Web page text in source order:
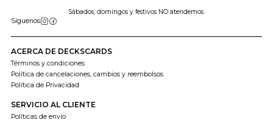
Sábados, domingos y festivos NO atendemos.
Síguenos
ACERCA DE DECKSCARDS
Términos y condiciones
Política de cancelaciones, cambios y reembolsos
Política de Privacidad
SERVICIO AL CLIENTE
Políticas de envío